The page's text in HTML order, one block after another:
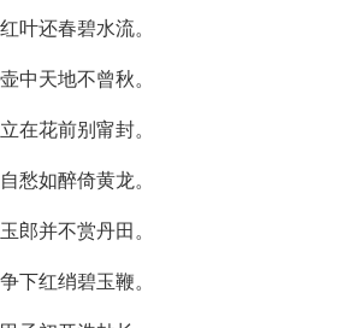
叶还春碧水流。
中天地不曾秋。
在花前别甯封。
愁如醉倚黄龙。
郎并不赏丹田。
下红绡碧玉鞭。